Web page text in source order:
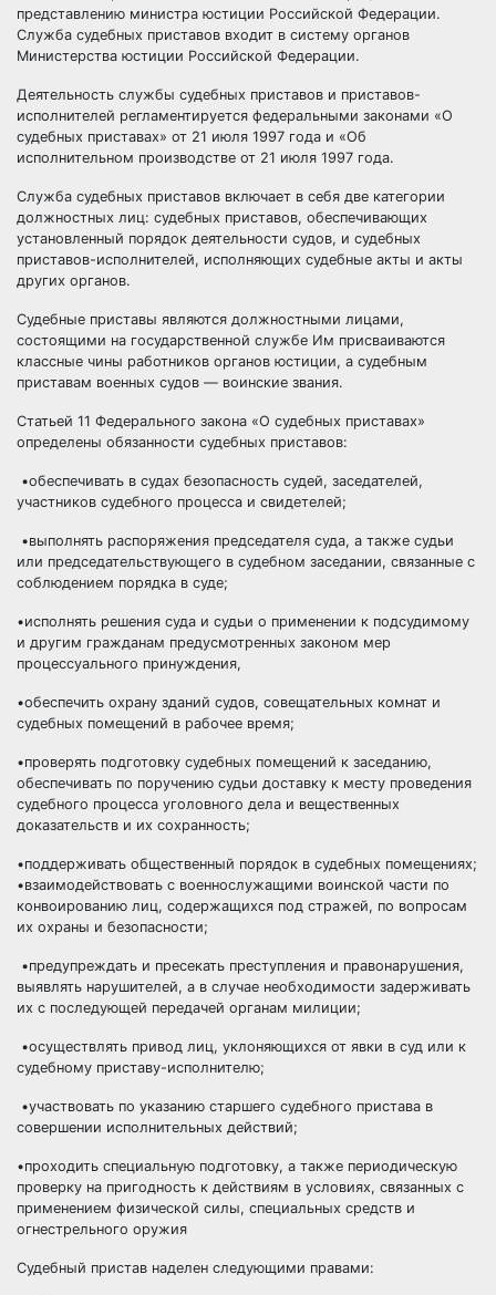
представлению министра юстиции Российской Федерации.
Служба судебных приставов входит в систему органов
Министерства юстиции Российской Федерации.
Деятельность службы судебных приставов и приставов-
исполнителей регламентируется федеральными законами «О
судебных приставах» от 21 июля 1997 года и «Об
исполнительном производстве от 21 июля 1997 года.
Служба судебных приставов включает в себя две категории
должностных лиц: судебных приставов, обеспечивающих
установленный порядок деятельности судов, и судебных
приставов-исполнителей, исполняющих судебные акты и акты
других органов.
Судебные приставы являются должностными лицами,
состоящими на государственной службе Им присваиваются
классные чины работников органов юстиции, а судебным
приставам военных судов — воинские звания.
Статьей 11 Федерального закона «О судебных приставах»
определены обязанности судебных приставов:
•обеспечивать в судах безопасность судей, заседателей,
участников судебного процесса и свидетелей;
•выполнять распоряжения председателя суда, а также судьи
или председательствующего в судебном заседании, связанные с
соблюдением порядка в суде;
•исполнять решения суда и судьи о применении к подсудимому
и другим гражданам предусмотренных законом мер
процессуального принуждения,
•обеспечить охрану зданий судов, совещательных комнат и
судебных помещений в рабочее время;
•проверять подготовку судебных помещений к заседанию,
обеспечивать по поручению судьи доставку к месту проведения
судебного процесса уголовного дела и вещественных
доказательств и их сохранность;
•поддерживать общественный порядок в судебных помещениях;
•взаимодействовать с военнослужащими воинской части по
конвоированию лиц, содержащихся под стражей, по вопросам
их охраны и безопасности;
•предупреждать и пресекать преступления и правонарушения,
выявлять нарушителей, а в случае необходимости задерживать
их с последующей передачей органам милиции;
•осуществлять привод лиц, уклоняющихся от явки в суд или к
судебному приставу-исполнителю;
•участвовать по указанию старшего судебного пристава в
совершении исполнительных действий;
•проходить специальную подготовку, а также периодическую
проверку на пригодность к действиям в условиях, связанных с
применением физической силы, специальных средств и
огнестрельного оружия
Судебный пристав наделен следующими правами: